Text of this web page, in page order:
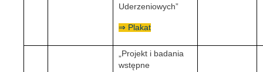
Uderzeniowych”
⇒ Plakat
„Projekt i badania
wstępne